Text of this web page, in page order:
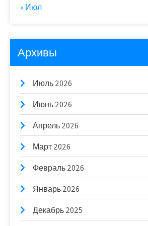
« Июл
Архивы
Июль 2026
Июнь 2026
Апрель 2026
Март 2026
Февраль 2026
Январь 2026
Декабрь 2025